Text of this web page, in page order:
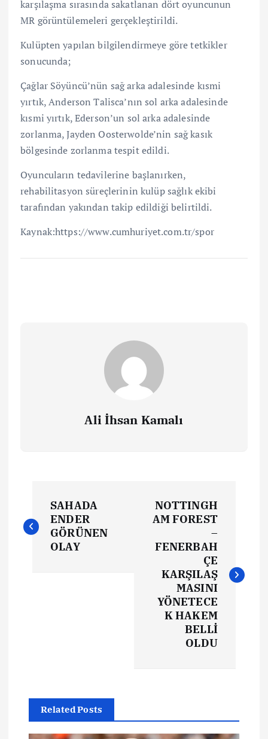
karşılaşma sırasında sakatlanan dört oyuncunun
MR görüntülemeleri gerçekleştirildi.
Kulüpten yapılan bilgilendirmeye göre tetkikler
sonucunda;
Çağlar Söyüncü’nün sağ arka adalesinde kısmi
yırtık, Anderson Talisca’nın sol arka adalesinde
kısmi yırtık, Ederson’un sol arka adalesinde
zorlanma, Jayden Oosterwolde’nin sağ kasık
bölgesinde zorlanma tespit edildi.
Oyuncuların tedavilerine başlanırken,
rehabilitasyon süreçlerinin kulüp sağlık ekibi
tarafından yakından takip edildiği belirtildi.
Kaynak:https://www.cumhuriyet.com.tr/spor
Ali İhsan Kamalı
a
n
SAHADA
ENDER
GÖRÜNEN
OLAY
NOTTINGH
AM FOREST
–
FENERBAH
ÇE
KARŞILAŞ
MASINI
YÖNETECE
K HAKEM
BELLİ
OLDU
Related Posts